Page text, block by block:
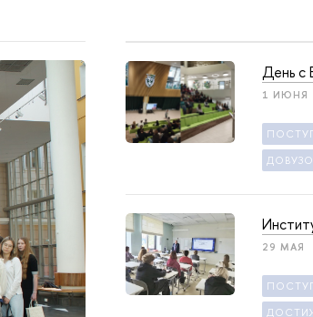
День с
1 ИЮНЯ
29 МАЯ